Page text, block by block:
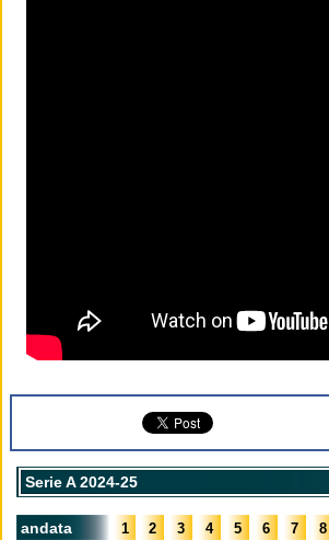
Serie A 2024-25
andata 1 2 3 4 5 6 7 8